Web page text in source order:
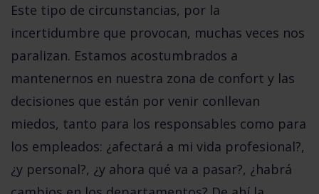
Este tipo de circunstancias, por la
incertidumbre que provocan, muchas veces nos
paralizan. Estamos acostumbrados a
mantenernos en nuestra zona de confort y las
decisiones que están por venir conllevan
miedos, tanto para los responsables como para
los empleados: ¿afectará a mi vida profesional?,
¿y personal?, ¿y ahora qué va a pasar?, ¿habrá